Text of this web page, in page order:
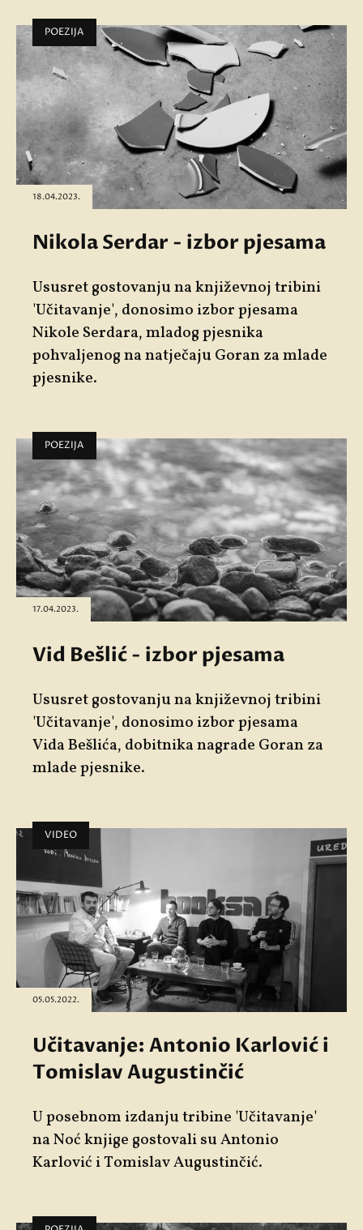
POEZIJA
18.04.2023.
Nikola Serdar - izbor pjesama
Ususret gostovanju na književnoj tribini
'Učitavanje', donosimo izbor pjesama
Nikole Serdara, mladog pjesnika
pohvaljenog na natječaju Goran za mlade
pjesnike.
POEZIJA
17.04.2023.
Vid Bešlić - izbor pjesama
Ususret gostovanju na književnoj tribini
'Učitavanje', donosimo izbor pjesama
Vida Bešlića, dobitnika nagrade Goran za
mlade pjesnike.
VIDEO
05.05.2022.
Učitavanje: Antonio Karlović i
Tomislav Augustinčić
U posebnom izdanju tribine 'Učitavanje'
na Noć knjige gostovali su Antonio
Karlović i Tomislav Augustinčić.